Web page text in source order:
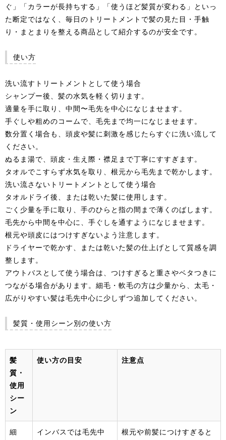
ぐ」「カラーが長持ちする」「使うほど髪質が変わる」といっ
た断定ではなく、毎日のトリートメントで髪の見た目・手触
り・まとまりを整える商品として紹介するのが安全です。
使い方
洗い流すトリートメントとして使う場合
シャンプー後、髪の水気を軽く切ります。
適量を手に取り、中間〜毛先を中心になじませます。
手ぐしや粗めのコームで、毛先まで均一になじませます。
数分置く場合も、頭皮や髪に刺激を感じたらすぐに洗い流して
ください。
ぬるま湯で、頭皮・生え際・襟足まで丁寧にすすぎます。
タオルでこすらず水気を取り、根元から毛先まで乾かします。
洗い流さないトリートメントとして使う場合
タオルドライ後、または乾いた髪に使用します。
ごく少量を手に取り、手のひらと指の間まで薄くのばします。
毛先から中間を中心に、手ぐしを通すようになじませます。
根元や頭皮にはつけすぎないよう注意します。
ドライヤーで乾かす、または乾いた髪の仕上げとして質感を調
整します。
アウトバスとして使う場合は、つけすぎると重さやベタつきに
つながる場合があります。細毛・軟毛の方は少量から、太毛・
広がりやすい髪は毛先中心に少しずつ追加してください。
髪質・使用シーン別の使い方
髪
質・
使用
シー
ン
使い方の目安 注意点
細
インバスでは毛先中
根元や前髪につけすぎると